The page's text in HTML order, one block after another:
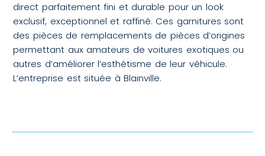
direct parfaitement fini et durable pour un look
exclusif, exceptionnel et raffiné. Ces garnitures sont
des pièces de remplacements de pièces d’origines
permettant aux amateurs de voitures exotiques ou
autres d’améliorer l’esthétisme de leur véhicule.
L’entreprise est située à Blainville.